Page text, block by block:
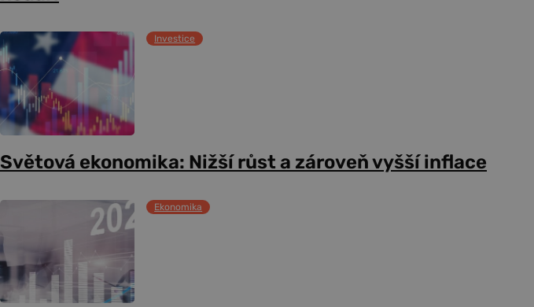
Investice
Světová ekonomika: Nižší růst a zároveň vyšší inflace
Ekonomika